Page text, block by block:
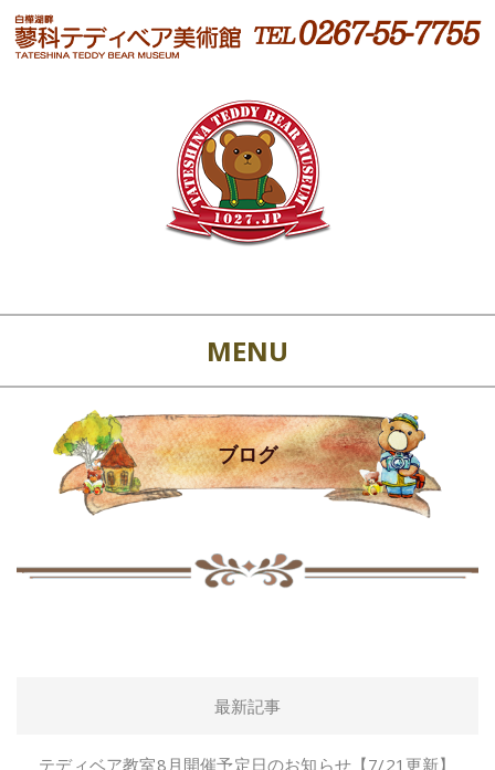
MENU
ブログ
最新記事
テディベア教室8月開催予定日のお知らせ【7/21更新】